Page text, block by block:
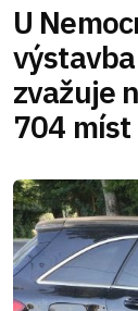
U
zvažuje
704 míst